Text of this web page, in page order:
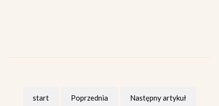
start Poprzednia Następny artykuł